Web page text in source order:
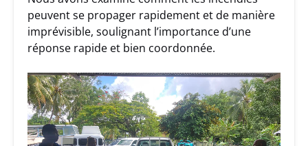
peuvent se propager rapidement et de manière
imprévisible, soulignant l’importance d’une
réponse rapide et bien coordonnée.